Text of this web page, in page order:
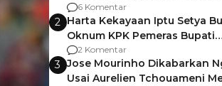
Gagalnya Negara Jamin
6 Komentar
2 Harta Kekayaan Iptu Setya
Oknum KPK Pemeras Bupati
Pemalang
2 Komentar
3 Jose Mourinho Dikabarkan
Usai Aurelien Tchouameni